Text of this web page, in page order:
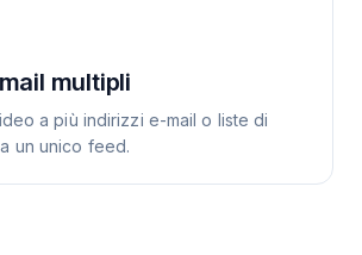
multipli
a più indirizzi e-mail o liste di
un unico feed.